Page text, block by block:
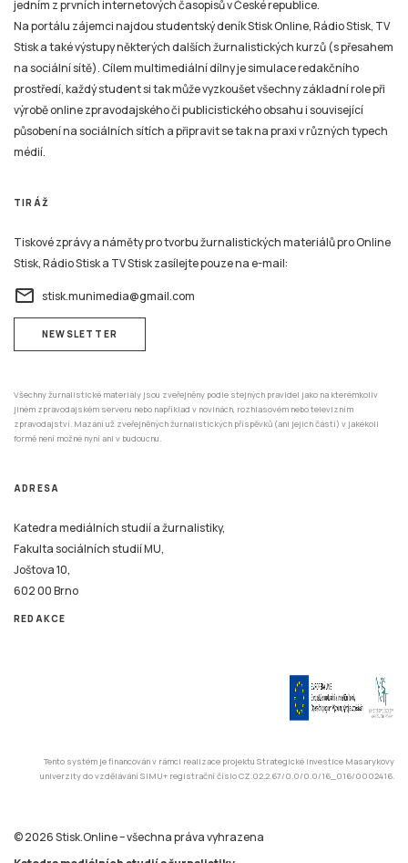
jedním z prvních internetových časopisů v České republice.
Na portálu zájemci najdou studentský deník Stisk Online, Rádio Stisk, TV
Stisk a také výstupy některých dalších žurnalistických kurzů (s přesahem
na sociální sítě). Cílem multimediální dílny je simulace redakčního
prostředí, každý student si tak může vyzkoušet všechny základní role při
výrobě online zpravodajského či publicistického obsahu i související
působení na sociálních sítích a připravit se tak na praxi v různých typech
médií.
TIRÁŽ
Tiskové zprávy a náměty pro tvorbu žurnalistických materiálů pro Online
Stisk, Rádio Stisk a TV Stisk zasílejte pouze na e-mail:
email stisk.munimedia@gmail.com
NEWSLETTER
Všechny žurnalistické materiály jsou zveřejněny podle stejných pravidel jako na kterémkoliv
jiném zpravodajském serveru nebo například v novinách, rozhlasovém nebo televizním
zpravodajství. Mazání už zveřejněných žurnalistických příspěvků (ani jejich částí) v jakékoli
formě není možné nyní ani v budoucnu.
ADRESA
Katedra mediálních studií a žurnalistiky,
Fakulta sociálních studií MU,
Joštova 10,
602 00 Brno
REDAKCE
Tento systém je financován v rámci realizace projektu Strategické investice Masarykovy
univerzity do vzdělávání SIMU+ registrační číslo CZ.02.2.67/0.0/0.0/16_016/0002416.
© 2026 Stisk.Online – všechna práva vyhrazena